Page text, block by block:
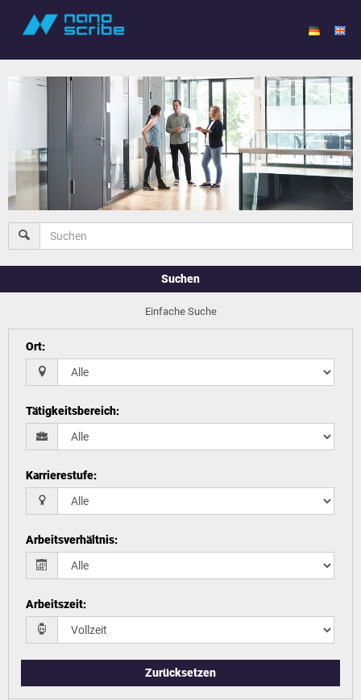
Suchen
Einfache Suche
Ort:
Tätigkeitsbereich:
Karrierestufe:
Arbeitsverhältnis:
Arbeitszeit:
Zurücksetzen